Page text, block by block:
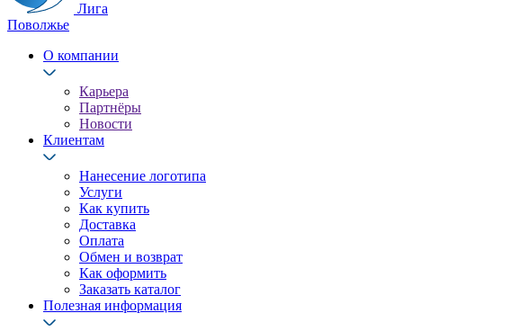
Лига
Поволжье
О компании
Карьера
Партнёры
Новости
Клиентам
Нанесение логотипа
Услуги
Как купить
Доставка
Оплата
Обмен и возврат
Как оформить
Заказать каталог
Полезная информация